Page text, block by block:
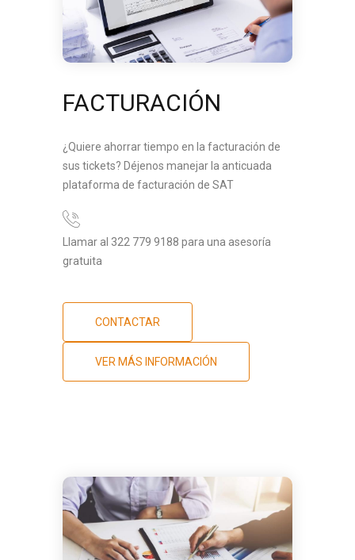
FACTURACIÓN
¿Quiere ahorrar tiempo en la facturación de
sus tickets? Déjenos manejar la anticuada
plataforma de facturación de SAT
Llamar al 322 779 9188 para una asesoría
gratuita
CONTACTAR
VER MÁS INFORMACIÓN